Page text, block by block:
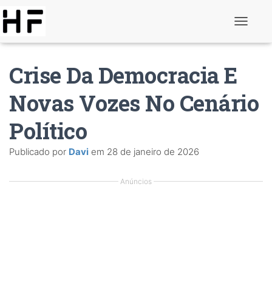
r
d
a
Crise Da Democracia E
Novas Vozes No Cenário
Político
Publicado por Davi em 28 de janeiro de 2026
Anúncios